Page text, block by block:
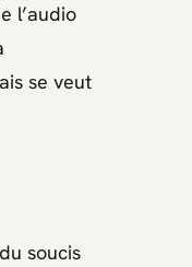
l’audio
se veut
soucis